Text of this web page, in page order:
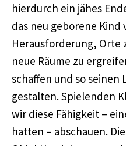
hierdurch ein jähes
das neu geborene
Herausforderung, Orte
neue Räume zu
schaffen und so seinen
gestalten. Spielenden
wir diese Fähigkeit –
hatten – abschauen.